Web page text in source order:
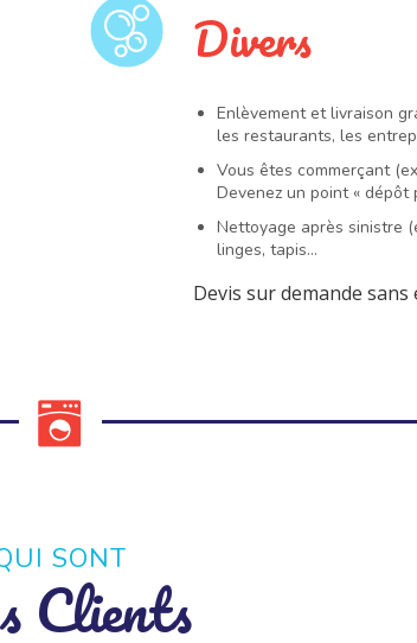
Divers
Enlèvement et livraison
les restaurants, les
Vous êtes commerçant
Devenez un point « dépôt
Nettoyage après sinistre
linges, tapis…
Devis sur demande
SONT
Clients